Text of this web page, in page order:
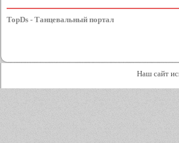
TopDs - Танцевальный портал
Наш сайт